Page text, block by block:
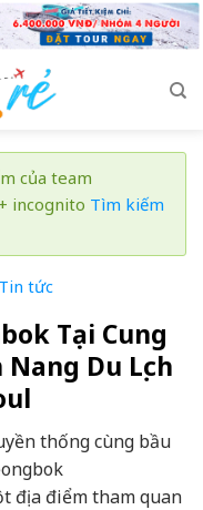
của team
incognito Tìm kiếm
Tin tức
Tại Cung
Du Lịch
thống cùng bầu
địa điểm tham quan